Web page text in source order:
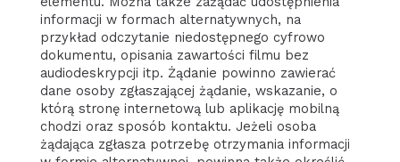
informacji w formach alternatywnych, na
przykład odczytanie niedostępnego cyfrowo
dokumentu, opisania zawartości filmu bez
audiodeskrypcji itp. Żądanie powinno zawierać
dane osoby zgłaszającej żądanie, wskazanie, o
którą stronę internetową lub aplikację mobilną
chodzi oraz sposób kontaktu. Jeżeli osoba
żądająca zgłasza potrzebę otrzymania informacji